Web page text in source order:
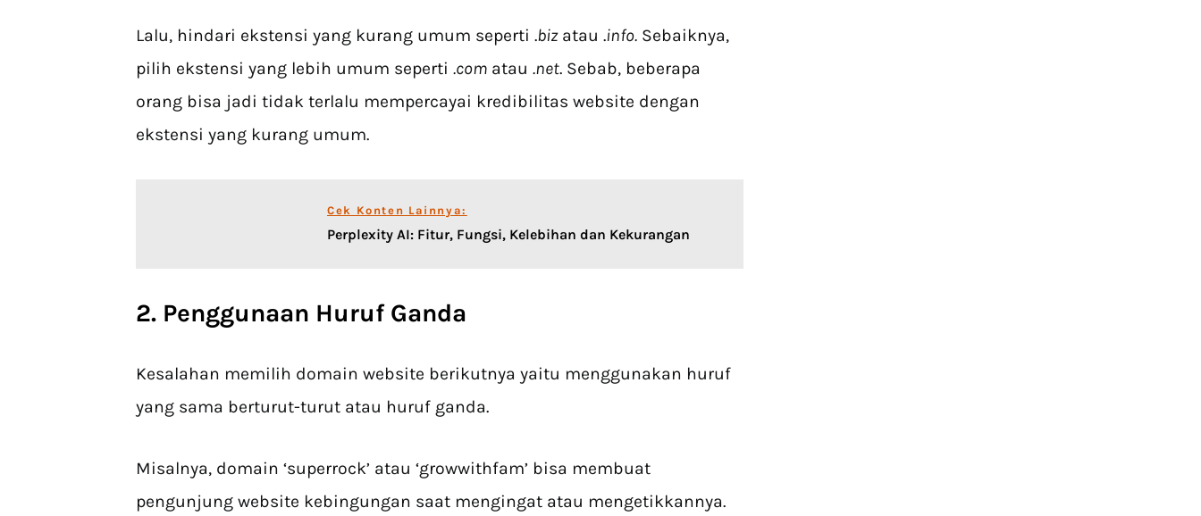
Lalu, hindari ekstensi yang kurang umum seperti .bizatau .info. Sebaiknya,
pilih ekstensi yang lebih umum seperti .com atau .net. Sebab, beberapa
orang bisa jadi tidak terlalu mempercayai kredibilitas website dengan
ekstensi yang kurang umum.
Cek Konten Lainnya:
Perplexity AI: Fitur, Fungsi, Kelebihan dan Kekurangan
2. Penggunaan Huruf Ganda
Kesalahan memilih domain website berikutnya yaitu menggunakan huruf
yang sama berturut-turut atau huruf ganda.
Misalnya, domain ‘superrock’ atau ‘growwithfam’ bisa membuat
pengunjung website kebingungan saat mengingat atau mengetikkannya.